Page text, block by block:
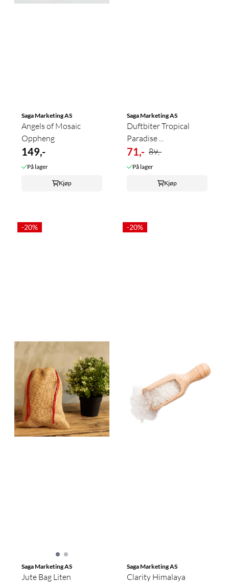
Saga Marketing AS
Angels of Mosaic
Oppheng
149,-
På lager
Kjøp
Saga Marketing AS
Duftbiter Tropical
Paradise ...
71,- 89,-
På lager
Kjøp
-20%
Saga Marketing AS
Jute Bag Liten
-20%
Saga Marketing AS
Clarity Himalaya